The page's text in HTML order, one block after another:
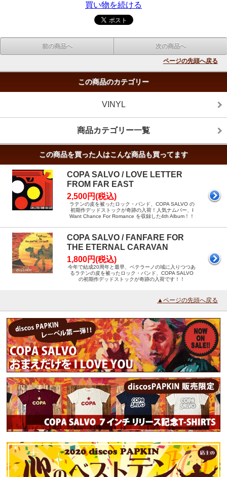
買い物を続ける
前の商品へ 次の商品へ
ページの先頭へ戻る
この商品のカテゴリー
VINYL
商品カテゴリー一覧
この商品を買った人はこんな商品も買ってます
COPA SALVO / LOVE LETTER
FROM FAR EAST
2,500円(税込)
ラテンの皮を被ったロック・バンド、COPA SALVO の
初期作デッドストックが奇跡の入荷！人気ナムバー、I
Want Chance For Romance を収録した4th Album！！
COPA SALVO / FANFARE FOR
THE ETERNAL CARAVAN
1,800円(税込)
今年で結成20周年と最早、ベテラーノの域に入りつつあ
るラテンの皮を被ったロック・バンド、COPA SALVO
の初期作デッドストックが奇跡の入荷です！！
▲ページの先頭へ戻る